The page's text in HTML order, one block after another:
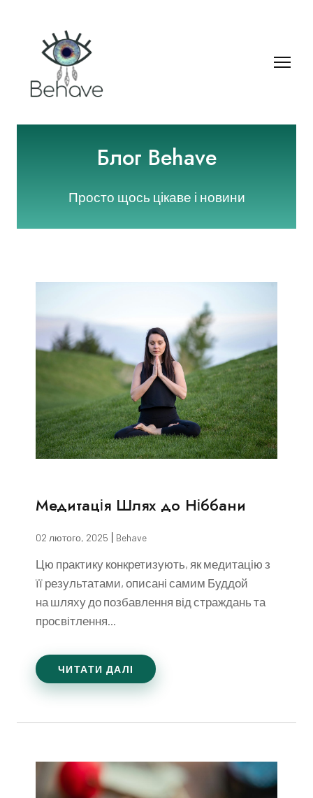
Блог Behave
Просто щось цікаве і новини
Медитація Шлях до Ніббани
02 лютого, 2025 Behave
Цю практику конкретизують, як медитацію з
її результатами, описані самим Буддой
на шляху до позбавлення від страждань та
просвітлення...
ЧИТАТИ ДАЛІ